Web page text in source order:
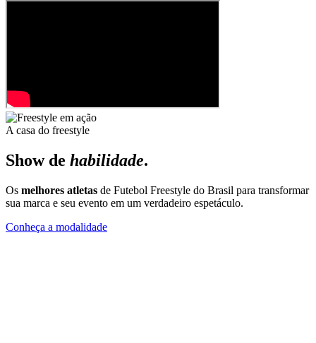
A casa do freestyle
Show de habilidade.
Os melhores atletas de Futebol Freestyle do Brasil para transformar
sua marca e seu evento em um verdadeiro espetáculo.
Conheça a modalidade